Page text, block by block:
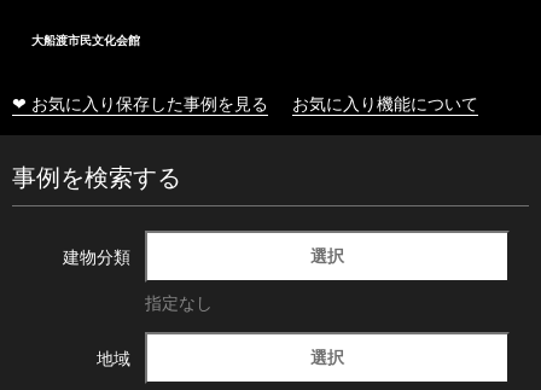
大船渡市民文化会館
❤ お気に入り保存した事例を見る お気に入り機能について
事例を検索する
建物分類 選択
指定なし
地域 選択